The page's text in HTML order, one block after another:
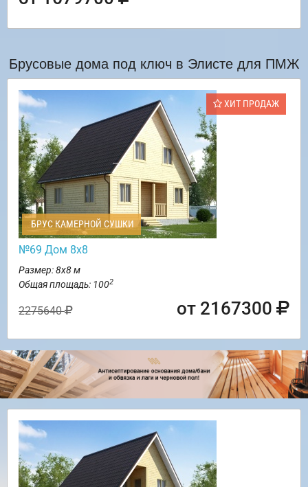
Брусовые дома под ключ в Элисте для ПМЖ
ХИТ ПРОДАЖ
БРУС КАМЕРНОЙ СУШКИ
№69 Дом 8х8
Размер: 8х8 м
Общая площадь: 1002
2275640 от 2167300